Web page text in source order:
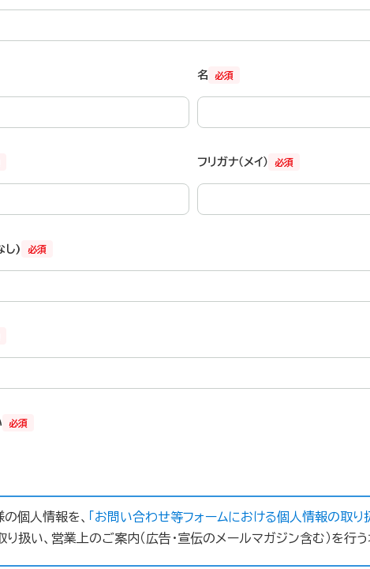
必須
名
必須
フリガナ（メイ）
必須
し)
必須
個人情報を、
「お問い合わせ等フォームにおける個人情報の取り
り扱い、営業上のご案内（広告・宣伝のメールマガジン含む）を行